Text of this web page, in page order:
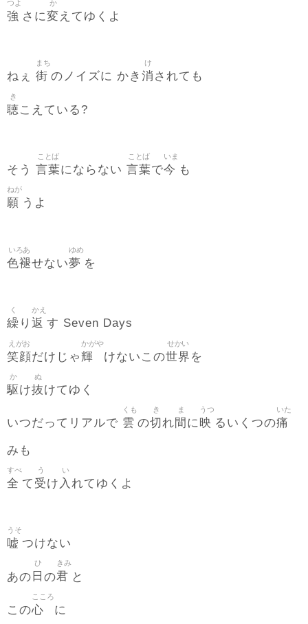
強
つよ
さに変
か
えてゆくよ
ねぇ 街
まち
のノイズに かき 消
け
されても
聴
き
こえている?
そう 言葉
ことば
にならない 言葉
ことば
で今
いま
も
願
ねが
うよ
色褪
いろあ
せない夢
ゆめ
を
繰
く
り 返
かえ
す Seven Days
笑顔
えがお
だけじゃ輝
かがや
けないこの世界
せかい
を
駆
か
け抜
ぬ
けてゆく
いつだってリアルで 雲
くも
の切
き
れ間
ま
に映
うつ
るいくつの痛
いた
みも
全
すべ
て 受
う
け 入
い
れてゆくよ
嘘
うそ
つけない
あの 日
ひ
の君
きみ
と
この心
こころ
に